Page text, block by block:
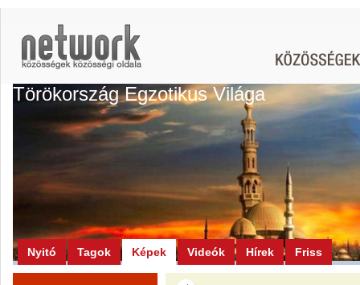
Törökország Egzotikus Világa
Nyitó Tagok Képek Videók Hírek Friss